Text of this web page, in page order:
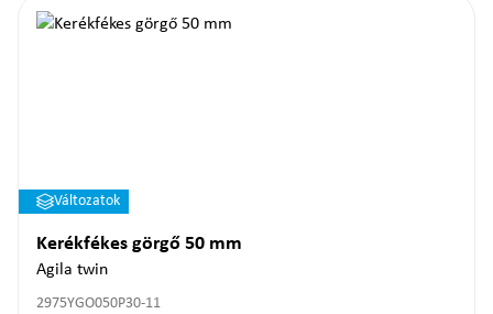
Változatok
Kerékfékes görgő 50 mm
Agila twin
2975YGO050P30-11